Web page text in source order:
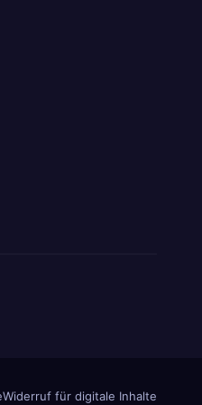
Widerruf für digitale Inhalte